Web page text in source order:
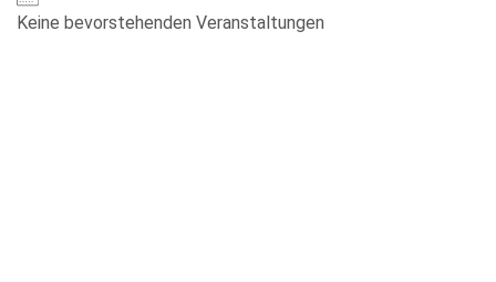
Keine bevorstehenden Veranstaltungen